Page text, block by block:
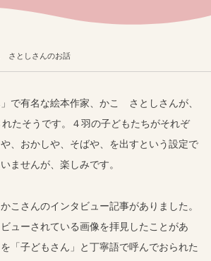
さとしさんのお話
」で有名な絵本作家、かこ さとしさんが、
たそうです。４羽の子どもたちがそれぞ
、おかしや、そばや、を出すという設定で
ませんが、楽しみです。
こさんのインタビュー記事がありました。
ューされている画像を拝見したことがあ
「子どもさん」と丁寧語で呼んでおられた